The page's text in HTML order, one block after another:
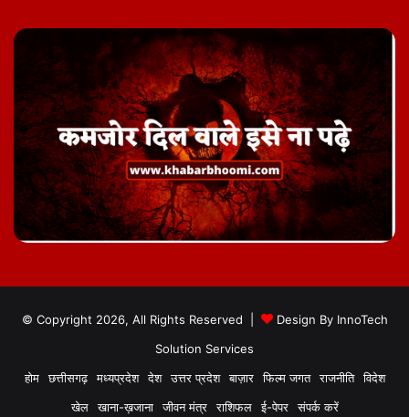
© Copyright 2026, All Rights Reserved | Design By InnoTech
Solution Services
होम
छत्तीसगढ़ मध्यप्रदेश देश उत्तर प्रदेश बाज़ार फिल्म जगत राजनीति
विदेश
खेल
खाना-ख़जाना जीवन मंत्र राशिफल ई-पेपर संपर्क करें